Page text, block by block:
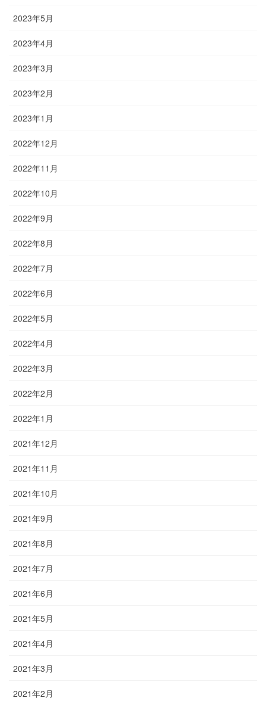
2023年5月
2023年4月
2023年3月
2023年2月
2023年1月
2022年12月
2022年11月
2022年10月
2022年9月
2022年8月
2022年7月
2022年6月
2022年5月
2022年4月
2022年3月
2022年2月
2022年1月
2021年12月
2021年11月
2021年10月
2021年9月
2021年8月
2021年7月
2021年6月
2021年5月
2021年4月
2021年3月
2021年2月